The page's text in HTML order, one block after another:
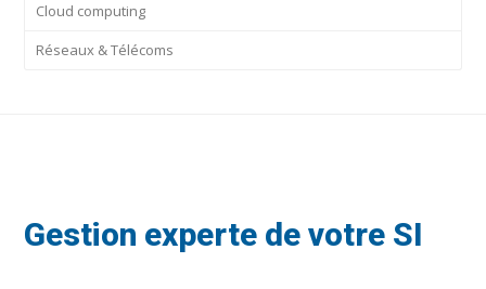
Cloud computing
Réseaux & Télécoms
Gestion experte de votre SI